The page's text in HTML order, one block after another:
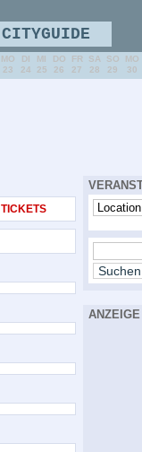
TICKETS
ANZEIGE
CITYGUIDE
MO
23
DI
24
MI
25
DO
26
FR
27
SA
28
SO
29
MO
30